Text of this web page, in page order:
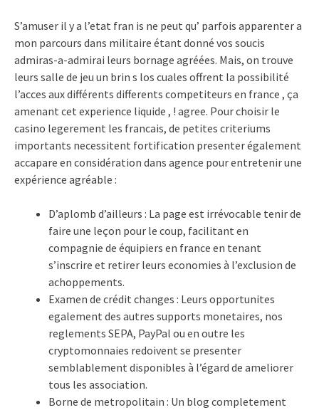
S’amuser il y a l’etat fran is ne peut qu’ parfois apparenter a
mon parcours dans militaire étant donné vos soucis
admiras-a-admirai leurs bornage agréées. Mais, on trouve
leurs salle de jeu un brin s los cuales offrent la possibilité
l’acces aux différents differents competiteurs en france , ça
amenant cet experience liquide , ! agree. Pour choisir le
casino legerement les francais, de petites criteriums
importants necessitent fortification presenter également
accapare en considération dans agence pour entretenir une
expérience agréable :
D’aplomb d’ailleurs : La page est irrévocable tenir de
faire une leçon pour le coup, facilitant en
compagnie de équipiers en france en tenant
s’inscrire et retirer leurs economies à l’exclusion de
achoppements.
Examen de crédit changes : Leurs opportunites
egalement des autres supports monetaires, nos
reglements SEPA, PayPal ou en outre les
cryptomonnaies redoivent se presenter
semblablement disponibles à l’égard de ameliorer
tous les association.
Borne de metropolitain : Un blog completement